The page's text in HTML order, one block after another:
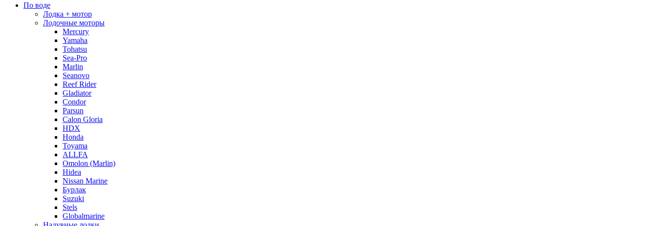
По воде
Лодка + мотор
Лодочные моторы
Mercury
Yamaha
Tohatsu
Sea-Pro
Marlin
Seanovo
Reef Rider
Gladiator
Condor
Parsun
Calon Gloria
HDX
Honda
Toyama
ALLFA
Omolon (Marlin)
Hidea
Nissan Marine
Бурлак
Suzuki
Stels
Globalmarine